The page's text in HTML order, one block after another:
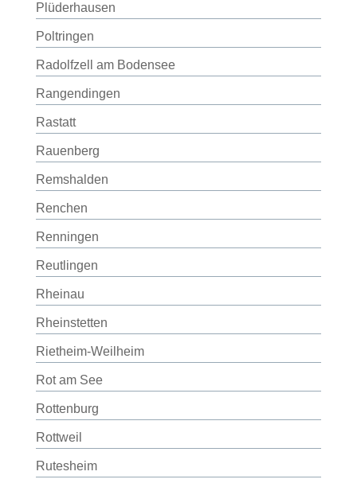
Plüderhausen
Poltringen
Radolfzell am Bodensee
Rangendingen
Rastatt
Rauenberg
Remshalden
Renchen
Renningen
Reutlingen
Rheinau
Rheinstetten
Rietheim-Weilheim
Rot am See
Rottenburg
Rottweil
Rutesheim